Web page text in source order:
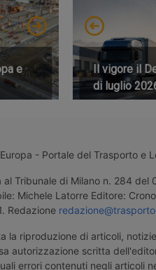
e
Il vigore il
di luglio
- Portale del Trasporto e
Tribunale di Milano n. 284 del
Michele Latorre Editore:
Redazione
la riproduzione di articoli,
autorizzazione scritta
errori contenuti negli articoli